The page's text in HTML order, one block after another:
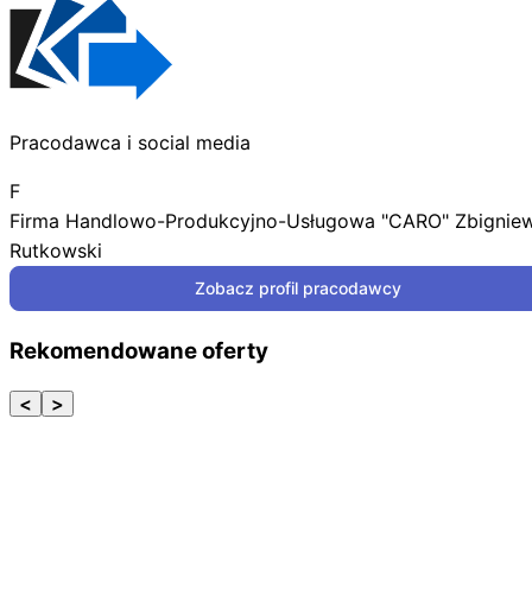
Pracodawca i social media
F
Firma Handlowo-Produkcyjno-Usługowa "CARO"
Rutkowski
Zobacz profil pracodawcy
Rekomendowane oferty
< >